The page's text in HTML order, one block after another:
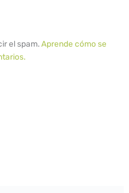
el spam.Aprende cómo se